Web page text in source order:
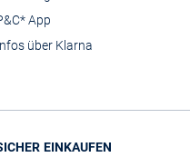
App
über Klarna
EINKAUFEN